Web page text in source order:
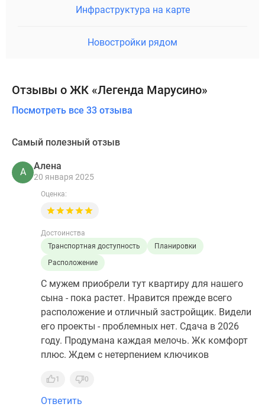
Инфраструктура на карте
Новостройки рядом
Отзывы о ЖК «Легенда Марусино»
Посмотреть все 33 отзыва
Самый полезный отзыв
А
Алена
20 января 2025
Оценка:
Достоинства
Транспортная доступность
Планировки
Расположение
С мужем приобрели тут квартиру для нашего
сына - пока растет. Нравится прежде всего
расположение и отличный застройщик. Видели
его проекты - проблемных нет. Сдача в 2026
году. Продумана каждая мелочь. Жк комфорт
плюс. Ждем с нетерпением ключиков
1 0
Ответить